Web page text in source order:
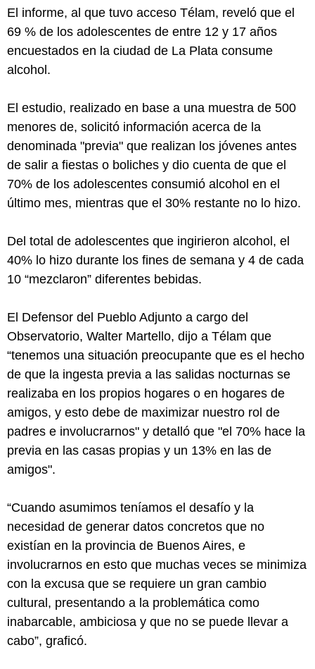
El informe, al que tuvo acceso Télam, reveló que el
69 % de los adolescentes de entre 12 y 17 años
encuestados en la ciudad de La Plata consume
alcohol.
El estudio, realizado en base a una muestra de 500
menores de, solicitó información acerca de la
denominada "previa" que realizan los jóvenes antes
de salir a fiestas o boliches y dio cuenta de que el
70% de los adolescentes consumió alcohol en el
último mes, mientras que el 30% restante no lo hizo.
Del total de adolescentes que ingirieron alcohol, el
40% lo hizo durante los fines de semana y 4 de cada
10 “mezclaron” diferentes bebidas.
El Defensor del Pueblo Adjunto a cargo del
Observatorio, Walter Martello, dijo a Télam que
“tenemos una situación preocupante que es el hecho
de que la ingesta previa a las salidas nocturnas se
realizaba en los propios hogares o en hogares de
amigos, y esto debe de maximizar nuestro rol de
padres e involucrarnos" y detalló que "el 70% hace la
previa en las casas propias y un 13% en las de
amigos".
“Cuando asumimos teníamos el desafío y la
necesidad de generar datos concretos que no
existían en la provincia de Buenos Aires, e
involucrarnos en esto que muchas veces se minimiza
con la excusa que se requiere un gran cambio
cultural, presentando a la problemática como
inabarcable, ambiciosa y que no se puede llevar a
cabo”, graficó.